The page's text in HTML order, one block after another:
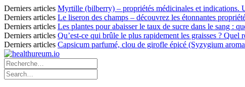
Derniers articles Myrtille (bilberry) – propriétés médicinales et indications.
Derniers articles Le liseron des champs – découvrez les étonnantes
Derniers articles Les plantes pour abaisser le taux de sucre dans le sang :
Derniers articles Qu’est-ce qui brûle le plus rapidement les graisses ?
Derniers articles Capsicum parfumé, clou de girofle épicé (Syzygium